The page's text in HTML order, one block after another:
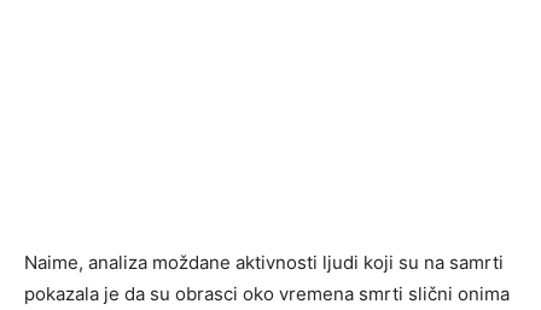
Naime, analiza moždane aktivnosti ljudi koji su na samrti
pokazala je da su obrasci oko vremena smrti slični onima